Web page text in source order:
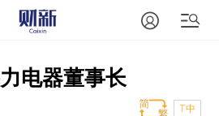
电器董事长
T中